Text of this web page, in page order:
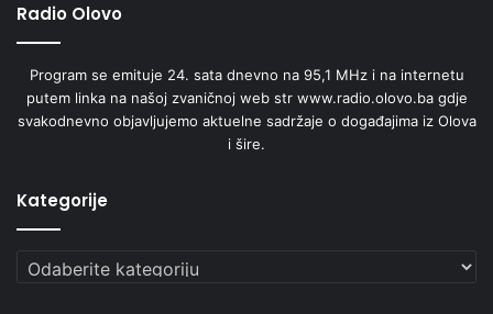
Radio Olovo
Program se emituje 24. sata dnevno na 95,1 MHz i na internetu
putem linka na našoj zvaničnoj web str www.radio.olovo.ba gdje
svakodnevno objavljujemo aktuelne sadržaje o događajima iz Olova
i šire.
Kategorije
Kategorije